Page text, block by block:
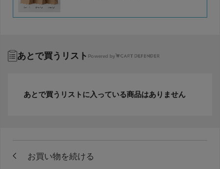
あとで買うリスト Powered by
あとで買うリストに入っている商品はありません